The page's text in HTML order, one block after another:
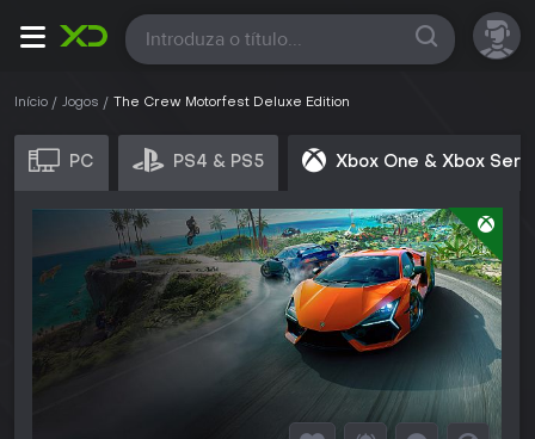
Todas
Início Jogos The Crew Motorfest Deluxe Edition
PC PS4 & PS5 Xbox One & Xbox